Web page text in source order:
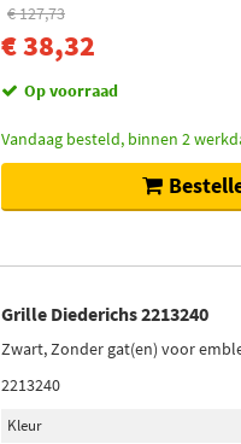
€ 127,73
€ 38,32
Op voorraad
Vandaag besteld, binnen 2
Grille Diederichs 2213240
Zwart, Zonder gat(en) voor
2213240
Kleur